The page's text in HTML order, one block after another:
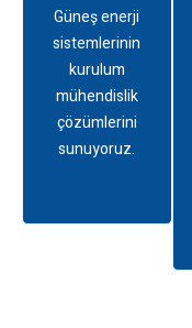
Güneş enerji
sistemlerinin
kurulum
mühendislik
çözümlerini
sunuyoruz.